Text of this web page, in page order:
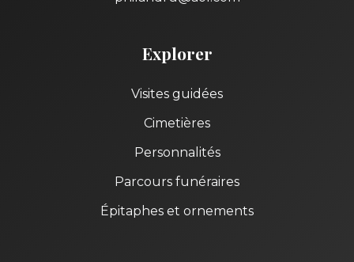
Explorer
Visites guidées
Cimetières
Personnalités
Parcours funéraires
Épitaphes et ornements